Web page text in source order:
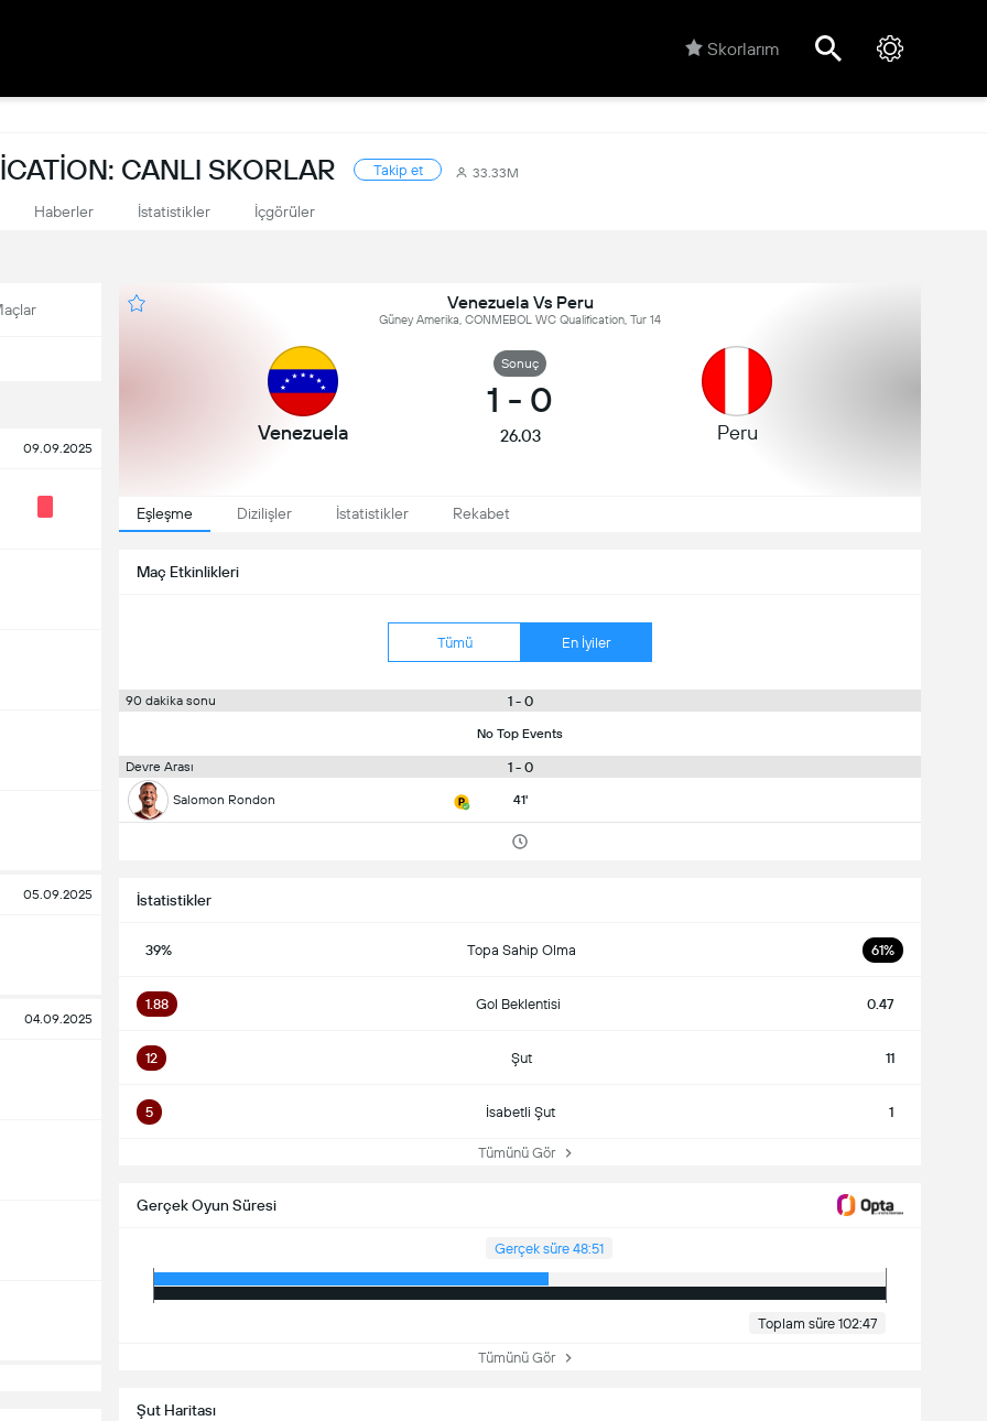
Skorlarım
CANLI SKORLAR Takip et 33.33M
Haberler İstatistikler İçgörüler
09.09.2025
05.09.2025
04.09.2025
Venezuela Vs Peru
Güney Amerika, CONMEBOL WC Qualification, Tur 14
Venezuela
Sonuç
1 - 0
26.03 Peru
Eşleşme Dizilişler İstatistikler Rekabet
Maç Etkinlikleri
Tümü En İyiler
90 dakika sonu 1 - 0
No Top Events
Devre Arası 1 - 0
Salomon Rondon 41'
İstatistikler
39% Topa Sahip Olma 61%
1.88 Gol Beklentisi 0.47
12 Şut 11
5 İsabetli Şut 1
Tümünü Gör
Gerçek Oyun Süresi
Gerçek süre 48:51
Toplam süre 102:47
Tümünü Gör
Şut Haritası